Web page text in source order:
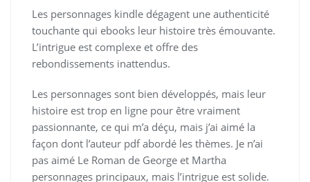
Les personnages kindle dégagent une authenticité
touchante qui ebooks leur histoire très émouvante.
L’intrigue est complexe et offre des
rebondissements inattendus.
Les personnages sont bien développés, mais leur
histoire est trop en ligne pour être vraiment
passionnante, ce qui m’a déçu, mais j’ai aimé la
façon dont l’auteur pdf abordé les thèmes. Je n’ai
pas aimé Le Roman de George et Martha
personnages principaux, mais l’intrigue est solide.